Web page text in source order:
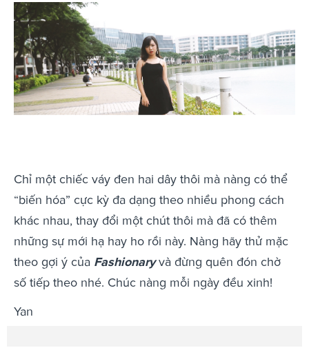
Chỉ một chiếc váy đen hai dây thôi mà nàng có thể
“biến hóa” cực kỳ đa dạng theo nhiều phong cách
khác nhau, thay đổi một chút thôi mà đã có thêm
những sự mới hạ hay ho rồi này. Nàng hãy thử mặc
theo gợi ý của Fashionaryvà đừng quên đón chờ
số tiếp theo nhé. Chúc nàng mỗi ngày đều xinh!
Yan